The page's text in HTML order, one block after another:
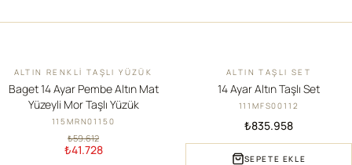
İNDIRIM
ALTIN RENKLI TAŞLI YÜZÜK
Baget 14 Ayar Pembe Altın Mat
Yüzeyli Mor Taşlı Yüzük
115MRN01150
₺59.612
₺41.728
ALTIN TAŞLI SET
14 Ayar Altın Taşlı Set
111MFS00112
₺835.958
SEPETE EKLE